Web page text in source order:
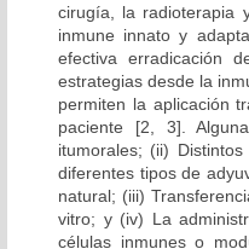
cirugía, la radioterapia
inmune innato y
efectiva erradicación
estrategias desde la
permiten la aplicación
paciente [2, 3].
itumorales; (ii)
diferentes tipos de
natural; (iii)
vitro; y (iv) La
células inmunes o